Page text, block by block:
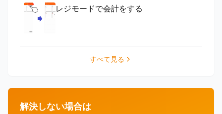
レジモードで会計をする
すべて見る
解決しない場合は